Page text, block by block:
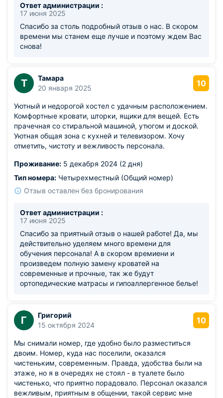
Ответ администрации :
17 июня 2025
Спасибо за столь подробный отзыв о нас. В скором
времени мы станем еще лучше и поэтому ждем Вас
снова!
Т
Тамара
20 января 2025
10
Уютный и недорогой хостел с удачным расположением.
Комфортные кровати, шторки, ящики для вещей. Есть
прачечная со стиральной машиной, утюгом и доской.
Уютная общая зона с кухней и телевизором. Хочу
отметить, чистоту и вежливость персонала.
Проживание: 5 декабря 2024 (2 дня)
Тип номера: Четырехместный (Общий номер)
Отзыв оставлен без бронирования
Ответ администрации :
17 июня 2025
Спасибо за приятный отзыв о нашей работе! Да, мы
действительно уделяем много времени для
обучения персонала! А в скором времиени и
произведем полную замену кроватей на
современные и прочные, так же будут
ортопедические матрасы и гипоаллергенное белье!
Г
Григорий
15 октября 2024
10
Мы снимали номер, где удобно было разместиться
двоим. Номер, куда нас поселили, оказался
чистеньким, современным. Правда, удобства были на
этаже, но я в очередях не стоял - в туалете было
чистенько, что приятно порадовало. Персонал оказался
вежливым, приятным в общении, такой сервис мне